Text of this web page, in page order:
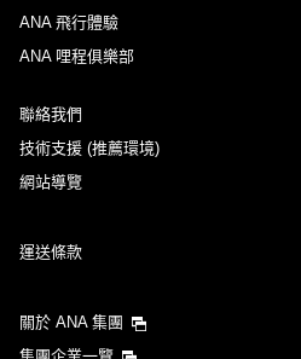
ANA 飛行體驗
ANA 哩程俱樂部
聯絡我們
技術支援 (推薦環境)
網站導覽
運送條款
關於 ANA 集團